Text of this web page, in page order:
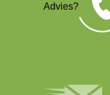
Advies?